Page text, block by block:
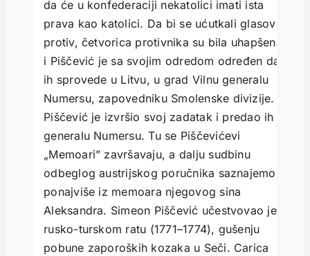
da će u konfederaciji nekatolici imati ista
prava kao katolici. Da bi se ućutkali glasovi
protiv, četvorica protivnika su bila uhapšena
i Piščević je sa svojim odredom određen da
ih sprovede u Litvu, u grad Vilnu generalu
Numersu, zapovedniku Smolenske divizije.
Piščević je izvršio svoj zadatak i predao ih
generalu Numersu. Tu se Piščevićevi
„Memoari” završavaju, a dalju sudbinu
odbeglog austrijskog poručnika saznajemo
ponajviše iz memoara njegovog sina
Aleksandra. Simeon Piščević učestvovao je u
rusko-turskom ratu (1771–1774), gušenju
pobune zaporoških kozaka u Seči. Carica